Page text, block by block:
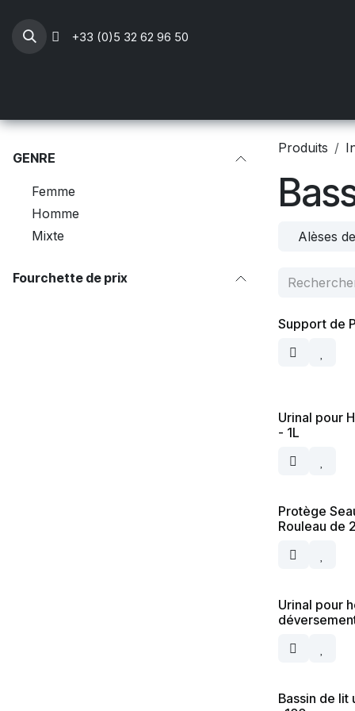
+33 (0)5 32 62 96 50
GENRE
Femme
Homme
Mixte
Fourchette de prix
Produits
Alèses
Support de
Urinal pour
- 1L
Protège
Rouleau de
Urinal pour
Bassin de lit